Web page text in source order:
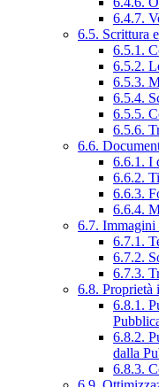
6.4.7.
6.5. Scrittura
6.5.1.
6.5.2.
6.5.3.
6.5.4.
6.5.5.
6.5.6.
6.6.
6.6.1. I
6.6.2.
6.6.3.
6.6.4.
6.7. Immagini
6.7.1.
6.7.2.
6.7.3.
6.8. Proprietà
6.8.1.
6.8.2.
dalla
6.8.3.